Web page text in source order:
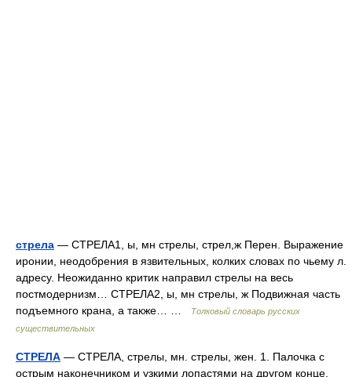
стрела — СТРЕЛА1, ы, мн стрелы, стрел,ж Перен. Выражение
иронии, неодобрения в язвительных, колких словах по чьему л.
адресу. Неожиданно критик направил стрелы на весь
постмодернизм… СТРЕЛА2, ы, мн стрелы, ж Подвижная часть
подъемного крана, а также… …
Толковый словарь русских
существительных
СТРЕЛА — СТРЕЛА, стрелы, мн. стрелы, жен. 1. Палочка с
острым наконечником и узкими лопастями на другом конце,